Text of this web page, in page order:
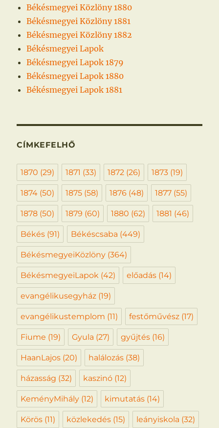
Békésmegyei Közlöny 1880
Békésmegyei Közlöny 1881
Békésmegyei Közlöny 1882
Békésmegyei Lapok
Békésmegyei Lapok 1879
Békésmegyei Lapok 1880
Békésmegyei Lapok 1881
CÍMKEFELHŐ
1870 (29) 1871 (33) 1872 (26) 1873 (19)
1874 (50) 1875 (58) 1876 (48) 1877 (55)
1878 (50) 1879 (60) 1880 (62) 1881 (46)
Békés (91) Békéscsaba (449)
BékésmegyeiKözlöny (364)
BékésmegyeiLapok (42) előadás (14)
evangélikusegyház (19)
evangélikustemplom (11) festőművész (17)
Fiume (19) Gyula (27) gyűjtés (16)
HaanLajos (20) halálozás (38)
házasság (32) kaszinó (12)
KeményMihály (12) kimutatás (14)
Körös (11) közlekedés (15) leányiskola (32)